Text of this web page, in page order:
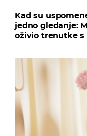
Kad su
jedno gledanje:
oživio trenutke s